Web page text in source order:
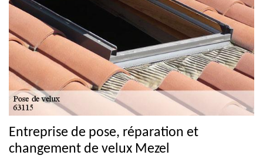
Entreprise de pose, réparation et
changement de velux Mezel